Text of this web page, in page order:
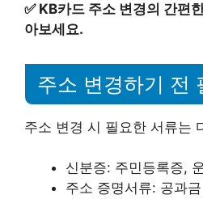
✅ KB카드 주소 변경의 간편
아보세요.
주소 변경하기 전
주소 변경 시 필요한 서류는
신분증: 주민등록증,
주소 증명서류: 공과